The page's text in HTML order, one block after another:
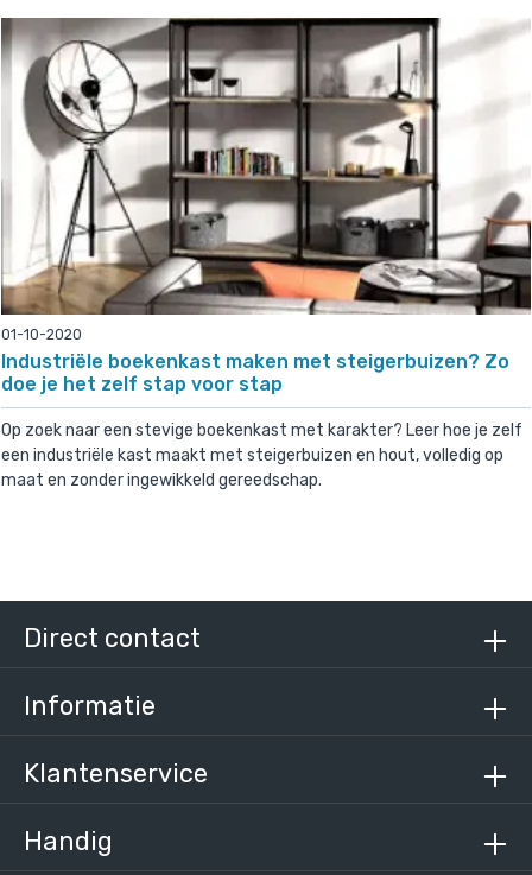
01-10-2020
Industriële boekenkast maken met steigerbuizen? Zo
doe je het zelf stap voor stap
Op zoek naar een stevige boekenkast met karakter? Leer hoe je zelf
een industriële kast maakt met steigerbuizen en hout, volledig op
maat en zonder ingewikkeld gereedschap.
Direct contact
Informatie
Klantenservice
Handig